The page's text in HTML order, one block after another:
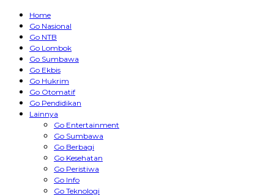
Home
Go Nasional
Go NTB
Go Lombok
Go Sumbawa
Go Ekbis
Go Hukrim
Go Otomatif
Go Pendidikan
Lainnya
Go Entertainment
Go Sumbawa
Go Berbagi
Go Kesehatan
Go Peristiwa
Go Info
Go Teknologi